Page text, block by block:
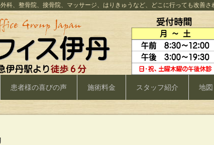
科、整骨院、接骨院、マッサージ、はりきゅうなど、どこに行っても改善
患者様の喜びの声 施術料金 スタッフ紹介 地